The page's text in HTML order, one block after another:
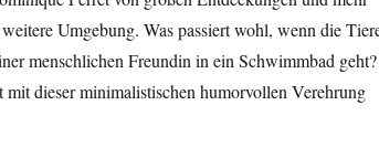
Umgebung. Was passiert wohl, wenn die
menschlichen Freundin in ein Schwimmbad geht?
dieser minimalistischen humorvollen Verehrung